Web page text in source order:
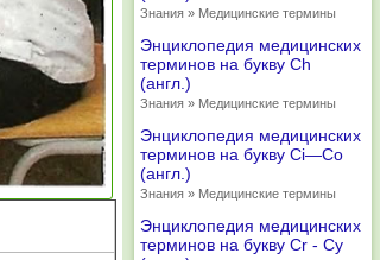
Знания » Медицинские термины
Энциклопедия медицинских
терминов на букву Ch
(англ.)
Знания » Медицинские термины
Энциклопедия медицинских
терминов на букву Ci—Co
(англ.)
Знания » Медицинские термины
Энциклопедия медицинских
терминов на букву Cr - Cy